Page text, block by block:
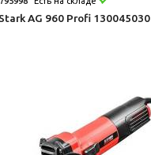
AG 960 Profi 130045030